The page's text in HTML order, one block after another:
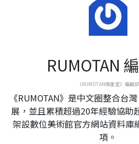
RUMOTAN
《RUMOTAN儒墨堂》編輯部
《RUMOTAN》是中文圈整合台
展，並且累積超過20年經驗協助
架設數位美術館官方網站資料庫
項。